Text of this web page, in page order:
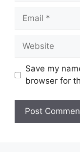
Email
Website
Save my
browser for